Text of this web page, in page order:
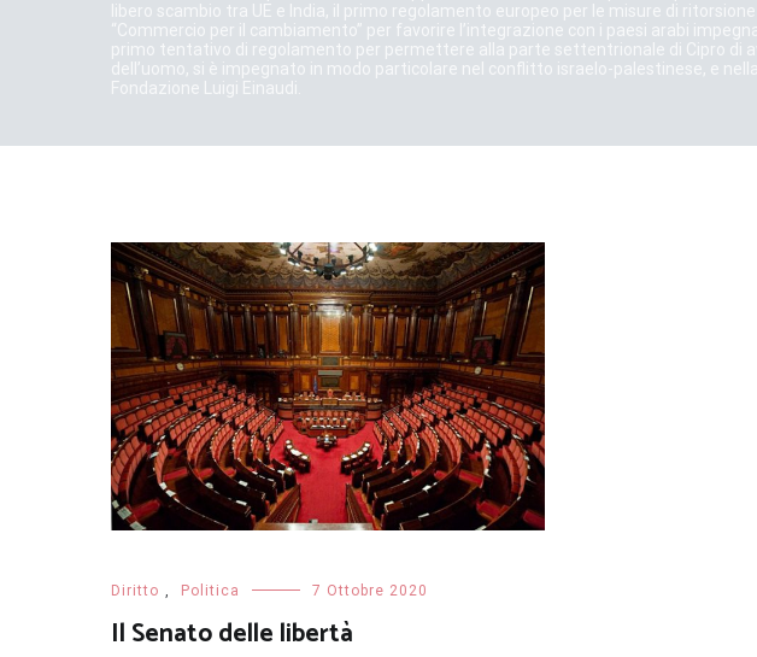
libero scambio tra UE e India, il primo regolamento europeo per le misure di
“Commercio per il cambiamento” per favorire l’integrazione con i paesi arabi
primo tentativo di regolamento per permettere alla parte settentrionale di Cipro
dell’uomo, si è impegnato in modo particolare nel conflitto israelo-palestinese, e
Fondazione Luigi Einaudi.
Diritto , Politica 7 Ottobre 2020
Il Senato delle libertà